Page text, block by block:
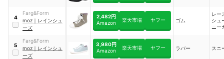
4
Farg&Form
moz ｜ レインシュ
ーズ
2,482円
Amazon
楽天市場 ヤフー ゴム
レー
シュ
ニー
5
Farg&Form
moz ｜ レインシュ
ーズ
3,980円
Amazon
楽天市場 ヤフー ラバー スニ